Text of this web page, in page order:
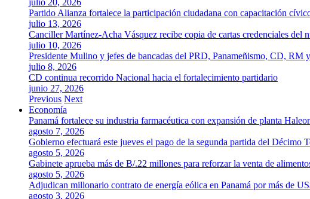
julio 20, 2026
Partido Alianza fortalece la participación ciudadana con capacitación
julio 13, 2026
Canciller Martínez-Acha Vásquez recibe copia de cartas credenciales del
julio 10, 2026
Presidente Mulino y jefes de bancadas del PRD, Panameñismo, CD, RM
julio 8, 2026
CD continua recorrido Nacional hacia el fortalecimiento partidario
junio 27, 2026
Previous Next
Economía
Panamá fortalece su industria farmacéutica con expansión de planta
agosto 7, 2026
Gobierno efectuará este jueves el pago de la segunda partida del Décimo
agosto 5, 2026
Gabinete aprueba más de B/.22 millones para reforzar la venta de
agosto 5, 2026
Adjudican millonario contrato de energía eólica en Panamá por más de
agosto 3, 2026